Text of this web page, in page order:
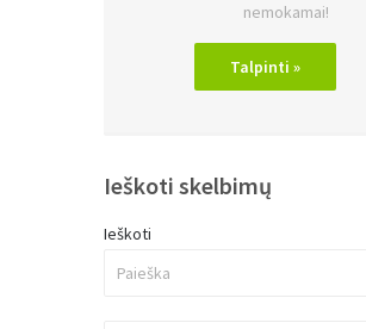
nemokamai!
Talpinti »
Ieškoti skelbimų
Ieškoti